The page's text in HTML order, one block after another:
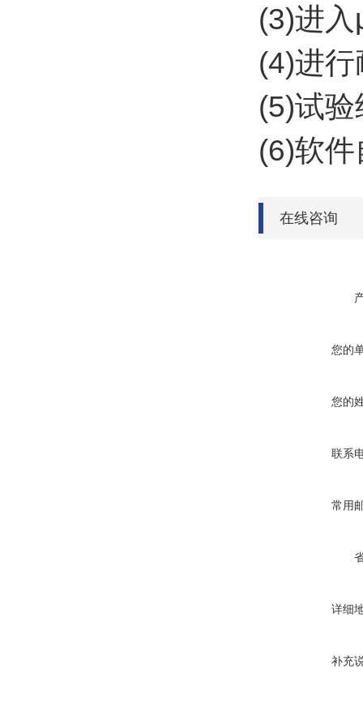
(3)进
(4)进
(5)试
(6)软
在线咨询
您的
您的
联系
常用
详细
补充